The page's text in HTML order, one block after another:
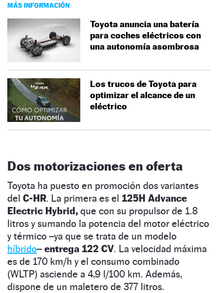
MÁS INFORMACIÓN
Toyota anuncia una batería
para coches eléctricos con
una autonomía asombrosa
Los trucos de Toyota para
optimizar el alcance de un
eléctrico
Dos motorizaciones en oferta
Toyota ha puesto en promoción dos variantes
del C-HR. La primera es el 125H Advance
Electric Hybrid, que con su propulsor de 1.8
litros y sumando la potencia del motor eléctrico
y térmico –ya que se trata de un modelo
híbrido– entrega 122 CV. La velocidad máxima
es de 170 km/h y el consumo combinado
(WLTP) asciende a 4,9 l/100 km. Además,
dispone de un maletero de 377 litros.